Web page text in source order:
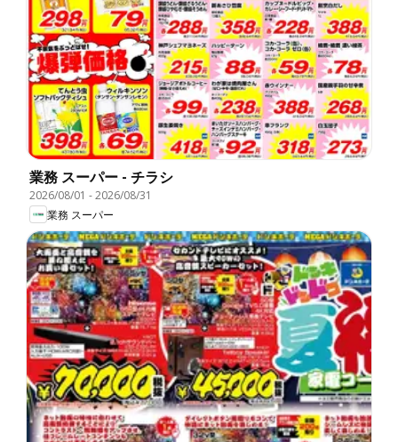
業務 スーパー - チラシ
2026/08/01 -2026/08/31
業務 スーパー